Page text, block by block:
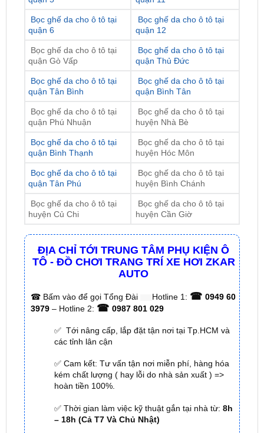
Bọc ghế da cho ô tô tại
quận 6
Bọc ghế da cho ô tô tại
quận 12
Bọc ghế da cho ô tô tại
quận Gò Vấp
Bọc ghế da cho ô tô tại
quận Thủ Đức
Bọc ghế da cho ô tô tại
quận Tân Bình
Bọc ghế da cho ô tô tại
quận Bình Tân
Bọc ghế da cho ô tô tại
quận Phú Nhuận
Bọc ghế da cho ô tô tại
huyện Nhà Bè
Bọc ghế da cho ô tô tại
quận Bình Thạnh
Bọc ghế da cho ô tô tại
huyện Hóc Môn
Bọc ghế da cho ô tô tại
quận Tân Phú
Bọc ghế da cho ô tô tại
huyện Bình Chánh
Bọc ghế da cho ô tô tại
huyện Củ Chi
Bọc ghế da cho ô tô tại
huyện Cần Giờ
ĐỊA CHỈ TỚI TRUNG TÂM PHỤ KIỆN Ô
TÔ - ĐỒ CHƠI TRANG TRÍ XE HƠI ZKAR
AUTO
☎Bấm vào để gọi Tổng Đài Hotline 1: ☎ 0949 60
3979 – Hotline 2: ☎ 0987 801 029
✅ Tới nâng cấp, lắp đặt tận nơi tại Tp.HCM và
các tỉnh lân cận
✅ Cam kết: Tư vấn tận nơi miễn phí, hàng hóa
kém chất lượng ( hay lỗi do nhà sản xuất ) =>
hoàn tiền 100%.
✅ Thời gian làm việc kỹ thuật gắn tại nhà từ: 8h
– 18h (Cả T7 Và Chủ Nhật)